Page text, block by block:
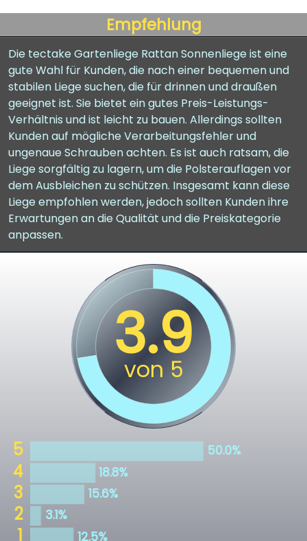
Empfehlung
Die tectake Gartenliege Rattan Sonnenliege ist eine
gute Wahl für Kunden, die nach einer bequemen und
stabilen Liege suchen, die für drinnen und draußen
geeignet ist. Sie bietet ein gutes Preis-Leistungs-
Verhältnis und ist leicht zu bauen. Allerdings sollten
Kunden auf mögliche Verarbeitungsfehler und
ungenaue Schrauben achten. Es ist auch ratsam, die
Liege sorgfältig zu lagern, um die Polsterauflagen vor
dem Ausbleichen zu schützen. Insgesamt kann diese
Liege empfohlen werden, jedoch sollten Kunden ihre
Erwartungen an die Qualität und die Preiskategorie
anpassen.